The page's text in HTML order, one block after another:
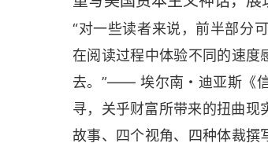
“对一些读者来说，前半部分
在阅读过程中体验不同的速度
去。”—— 埃尔南・迪亚斯《
寻，关乎财富所带来的扭曲现
故事、四个视角、四种体裁撰